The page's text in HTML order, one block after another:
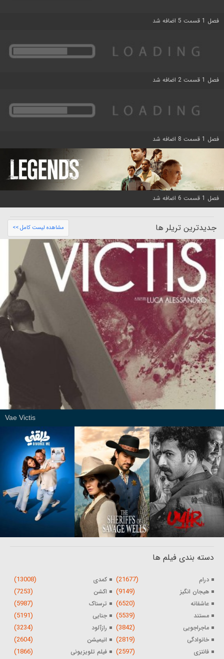
فصل 1 قسمت 5 اضافه شد
فصل 1 قسمت 2 اضافه شد
فصل 1 قسمت 8 اضافه شد
فصل 1 قسمت 6 اضافه شد
جدیدترین تریلر ها مشاهده لیست کامل >>
Vae Victis
دسته بندی فیلم ها
درام (21677) کمدی (13008)
هیجان انگیز (9149) اکشن (7253)
عاشقانه (6520) ترسناک (5987)
مستند (5539) جنایی (5191)
ماجراجویی (3842) رازآلود (3234)
خانوادگی (2819) انیمیشن (2604)
فانتزی (2597) فیلم تلویزیونی (1866)